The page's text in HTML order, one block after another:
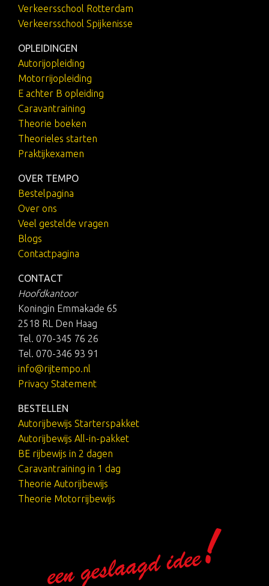
Verkeersschool Rotterdam
Verkeersschool Spijkenisse
OPLEIDINGEN
Autorijopleiding
Motorrijopleiding
E achter B opleiding
Caravantraining
Theorie boeken
Theorieles starten
Praktijkexamen
OVER TEMPO
Bestelpagina
Over ons
Veel gestelde vragen
Blogs
Contactpagina
CONTACT
Hoofdkantoor
Koningin Emmakade 65
2518 RL Den Haag
Tel. 070-345 76 26
Tel. 070-346 93 91
info@rijtempo.nl
Privacy Statement
BESTELLEN
Autorijbewijs Starterspakket
Autorijbewijs All-in-pakket
BE rijbewijs in 2 dagen
Caravantraining in 1 dag
Theorie Autorijbewijs
Theorie Motorrijbewijs